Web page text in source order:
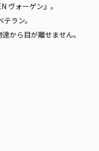
ヴォーゲン』。
ラン。
から目が離せません。